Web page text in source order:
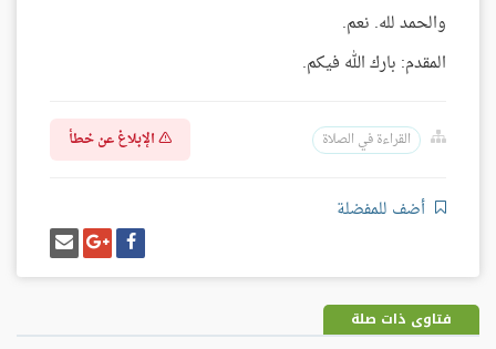
والحمد لله. نعم.
المقدم: بارك الله فيكم.
القراءة في الصلاة الإبلاغ عن خطأ
أضف للمفضلة
شارك
على
فيسبوك
شارك
على
غوغل
بلس
إرسل
إيميل
فتاوى ذات صلة